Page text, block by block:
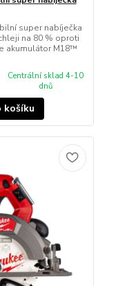
super nabíječka
na 80 % oproti
akumulátor M18™
Centrální sklad 4-10
dnů
košíku